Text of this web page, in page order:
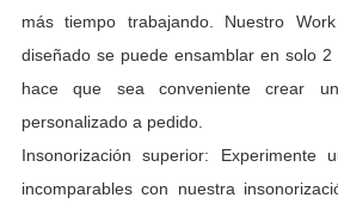
más tiempo trabajando. Nuestro
diseñado se puede ensamblar en solo
hace que sea conveniente crear
personalizado a pedido.
Insonorización superior: Experimente
incomparables con nuestra